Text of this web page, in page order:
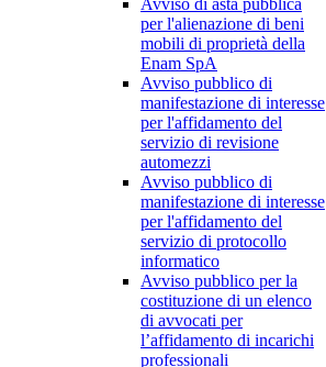
Avviso di asta pubblica
per l'alienazione di beni
mobili di proprietà della
Enam SpA
Avviso pubblico di
manifestazione di interesse
per l'affidamento del
servizio di revisione
automezzi
Avviso pubblico di
manifestazione di interesse
per l'affidamento del
servizio di protocollo
informatico
Avviso pubblico per la
costituzione di un elenco
di avvocati per
l’affidamento di incarichi
professionali